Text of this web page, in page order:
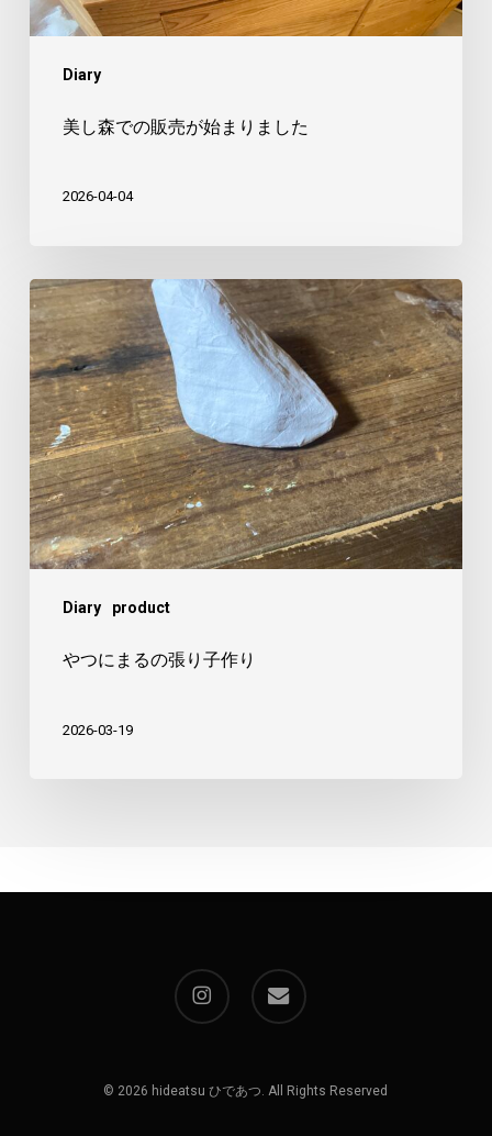
Diary
始
美し森での販売が始まりました
2026-04-04
Diary product
や
つ
に
ま
る
の
張
り
子
やつにまるの張り子作り
2026-03-19
instagram email
© 2026 hideatsu ひであつ. All Rights Reserved